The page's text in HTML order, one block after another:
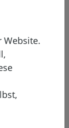
um einen
ersten
uns Ihr
wie möglich
uns auf Ihre
Website.